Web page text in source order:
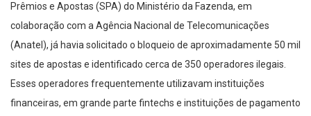
Prêmios e Apostas (SPA) do Ministério da Fazenda, em
colaboração com a Agência Nacional de Telecomunicações
(Anatel), já havia solicitado o bloqueio de aproximadamente 50 mil
sites de apostas e identificado cerca de 350 operadores ilegais.
Esses operadores frequentemente utilizavam instituições
financeiras, em grande parte fintechs e instituições de pagamento